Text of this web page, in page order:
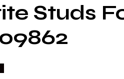
Studs